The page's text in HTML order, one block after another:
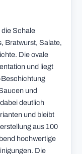
die Schale
Bratwurst, Salate,
Die ovale
und liegt
Beschichtung
und
deutlich
und bleibt
aus 100
hochwertige
Die